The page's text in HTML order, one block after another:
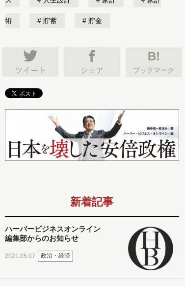
術 貯蓄 貯金
B!
ブックマーク
新着記事
ハーバービジネスオンライン
編集部からのお知らせ
2021.05.07 政治・経済